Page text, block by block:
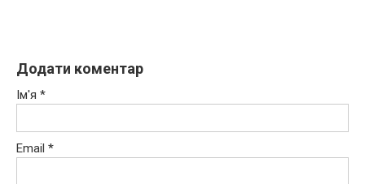
Додати коментар
Ім'я *
Email *